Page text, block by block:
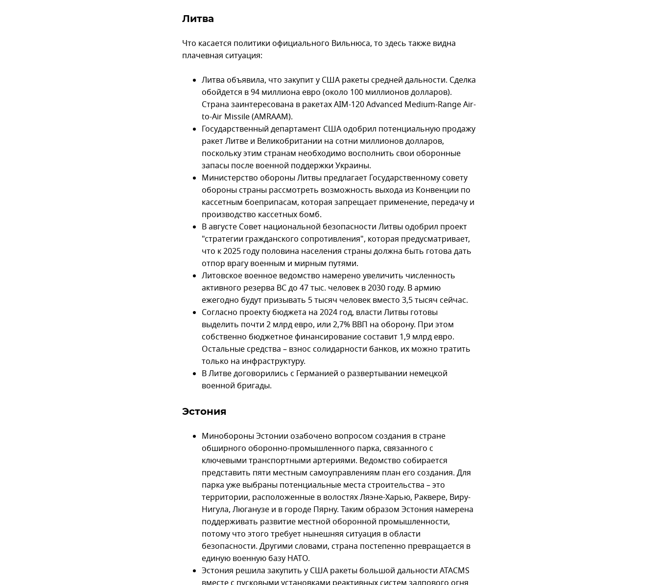
Литва
Что касается политики официального Вильнюса, то здесь также видна
плачевная ситуация:
Литва объявила, что закупит у США ракеты средней дальности. Сделка
обойдется в 94 миллиона евро (около 100 миллионов долларов).
Страна заинтересована в ракетах AIM-120 Advanced Medium-Range Air-
to-Air Missile (AMRAAM).
Государственный департамент США одобрил потенциальную продажу
ракет Литве и Великобритании на сотни миллионов долларов,
поскольку этим странам необходимо восполнить свои оборонные
запасы после военной поддержки Украины.
Министерство обороны Литвы предлагает Государственному совету
обороны страны рассмотреть возможность выхода из Конвенции по
кассетным боеприпасам, которая запрещает применение, передачу и
производство кассетных бомб.
В августе Совет национальной безопасности Литвы одобрил проект
"стратегии гражданского сопротивления", которая предусматривает,
что к 2025 году половина населения страны должна быть готова дать
отпор врагу военным и мирным путями.
Литовское военное ведомство намерено увеличить численность
активного резерва ВС до 47 тыс. человек в 2030 году. В армию
ежегодно будут призывать 5 тысяч человек вместо 3,5 тысяч сейчас.
Согласно проекту бюджета на 2024 год, власти Литвы готовы
выделить почти 2 млрд евро, или 2,7% ВВП на оборону. При этом
собственно бюджетное финансирование составит 1,9 млрд евро.
Остальные средства – взнос солидарности банков, их можно тратить
только на инфраструктуру.
В Литве договорились с Германией о развертывании немецкой
военной бригады.
Эстония
Минобороны Эстонии озабочено вопросом создания в стране
обширного оборонно-промышленного парка, связанного с
ключевыми транспортными артериями. Ведомство собирается
представить пяти местным самоуправлениям план его создания. Для
парка уже выбраны потенциальные места строительства – это
территории, расположенные в волостях Ляэне-Харью, Раквере, Виру-
Нигула, Люганузе и в городе Пярну. Таким образом Эстония намерена
поддерживать развитие местной оборонной промышленности,
потому что этого требует нынешняя ситуация в области
безопасности. Другими словами, страна постепенно превращается в
единую военную базу НАТО.
Эстония решила закупить у США ракеты большой дальности ATACMS